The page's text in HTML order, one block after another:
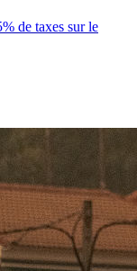
de taxes sur le